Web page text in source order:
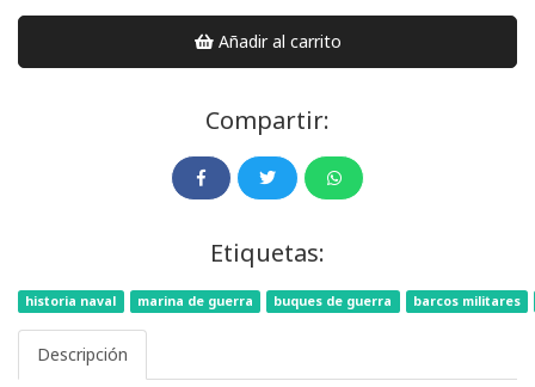
Añadir al carrito
Compartir:
Etiquetas:
historia naval marina de guerra buques de guerra barcos militares
Descripción